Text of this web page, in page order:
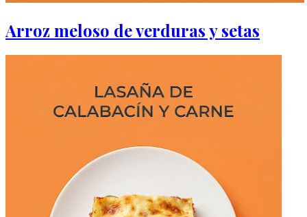
Arroz meloso de verduras y setas